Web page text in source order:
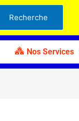
Recherche
Nos Services